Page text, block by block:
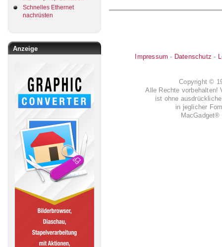
Schnelles Ethernet
nachrüsten
Anzeige
Impressum - Datenschutz -
Copyright ©
Alle Rechte vorbehalten!
ist ohne
in jeglicher
MacGadget®